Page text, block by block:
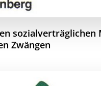
sozialverträglichen
Zwängen